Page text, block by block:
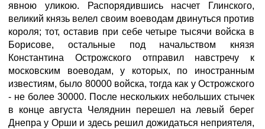
явною уликою. Распорядившись насчет Глинского,
великий князь велел своим воеводам двинуться против
короля; тот, оставив при себе четыре тысячи войска в
Борисове, остальные под начальством князя
Константина Острожского отправил навстречу к
московским воеводам, у которых, по иностранным
известиям, было 80000 войска, тогда как у Острожского
- не более 30000. После нескольких небольших стычек
в конце августа Челяднин перешел на левый берег
Днепра у Орши и здесь решил дожидаться неприятеля,